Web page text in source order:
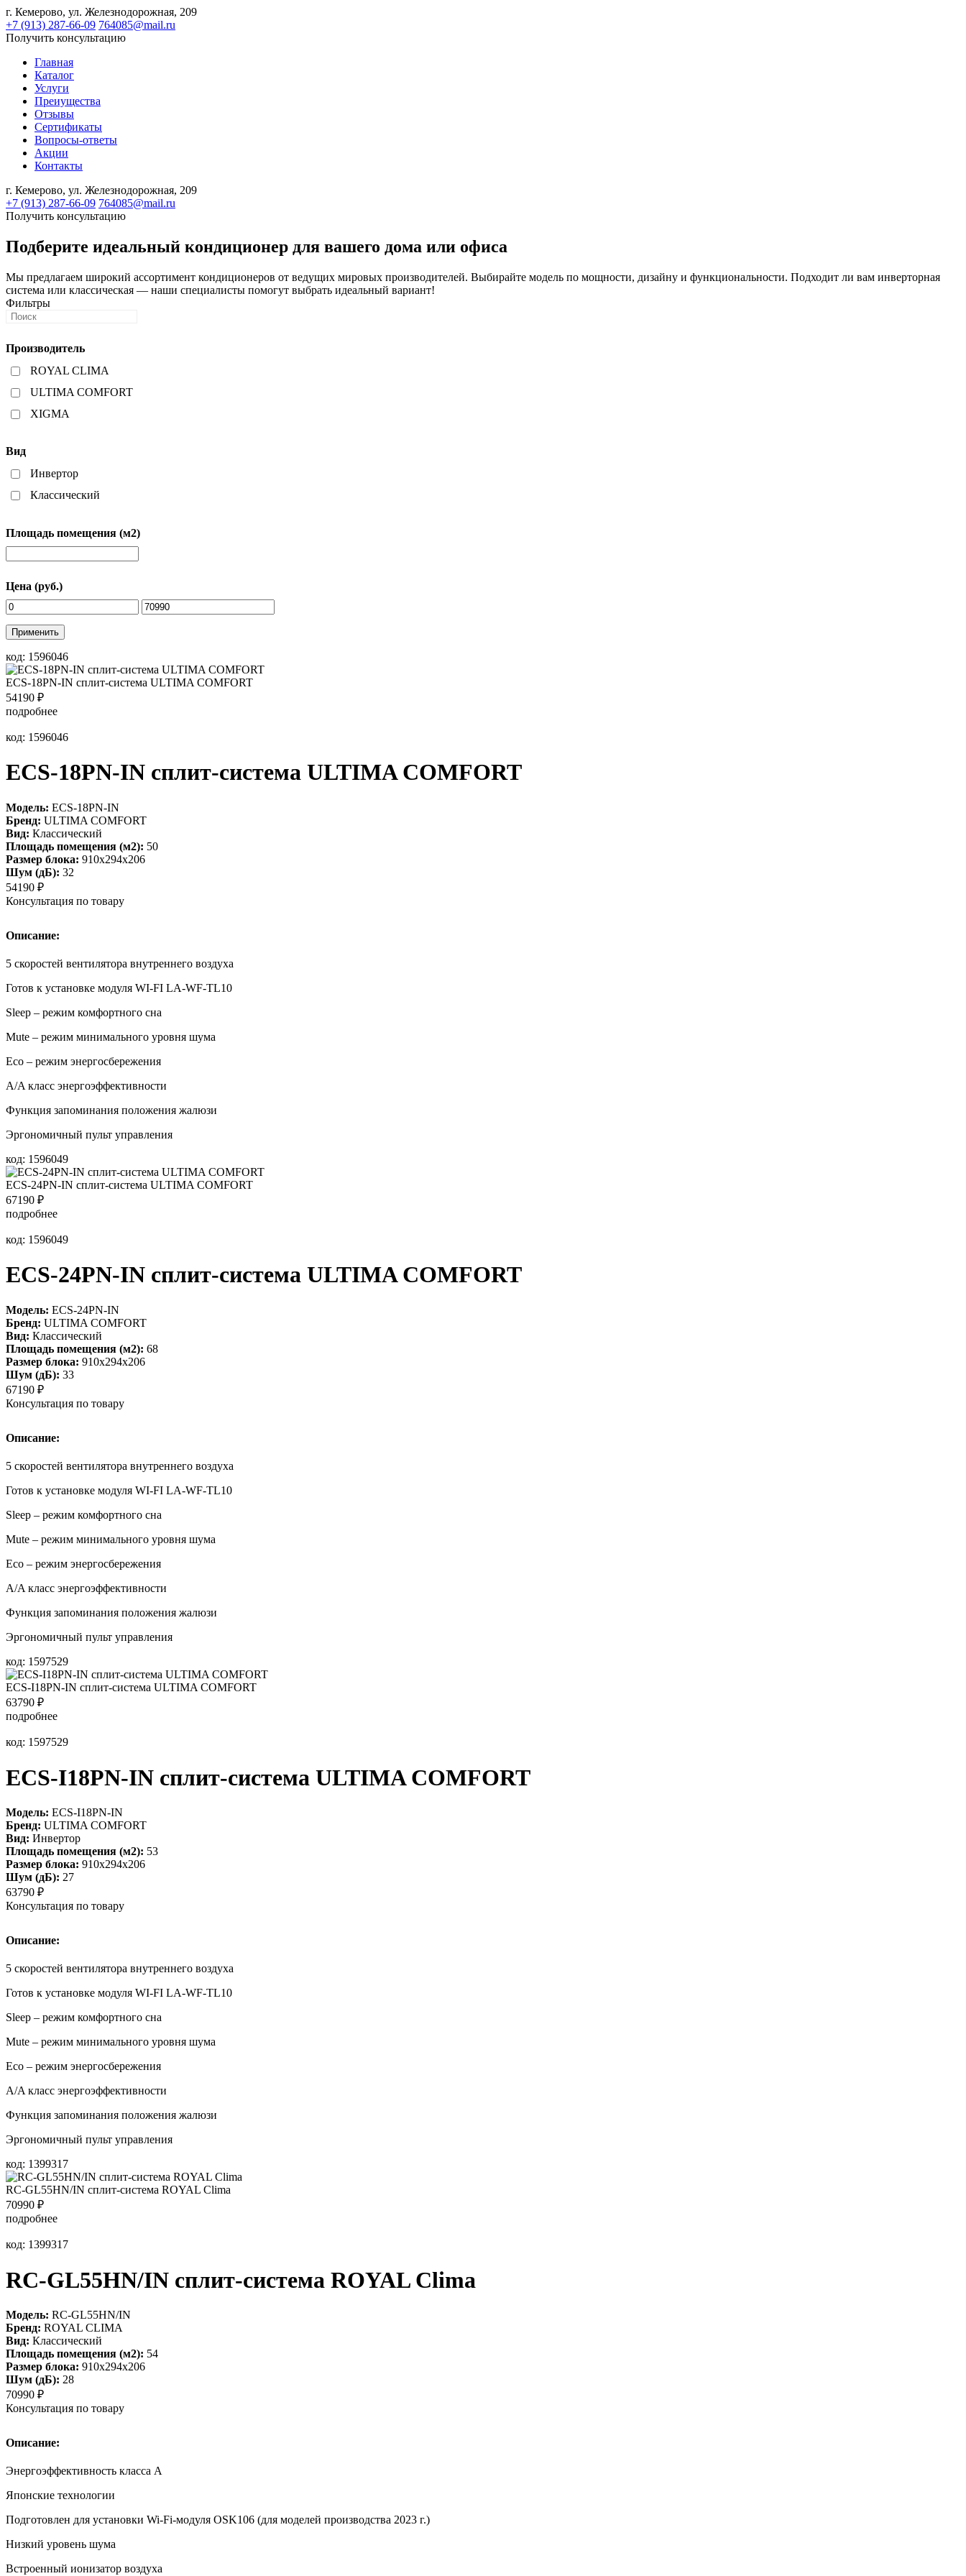
г. Кемерово, ул. Железнодорожная, 209
+7 (913) 287-66-09 764085@mail.ru
Получить консультацию
Главная
Каталог
Услуги
Преиущества
Отзывы
Сертификаты
Вопросы-ответы
Акции
Контакты
г. Кемерово, ул. Железнодорожная, 209
+7 (913) 287-66-09 764085@mail.ru
Получить консультацию
Подберите идеальный кондиционер для вашего дома или офиса
Мы предлагаем широкий ассортимент кондиционеров от ведущих мировых производителей. Выбирайте модель по мощности, дизайну и функциональности. Подходит ли вам инверторная
система или классическая — наши специалисты помогут выбрать идеальный вариант!
Фильтры
Производитель
ROYAL CLIMA
ULTIMA COMFORT
XIGMA
Вид
Инвертор
Классический
Площадь помещения (м2)
Цена (руб.)
Применить
код: 1596046
ECS-18PN-IN сплит-система ULTIMA COMFORT
54190 ₽
подробнее
код: 1596046
ECS-18PN-IN сплит-система ULTIMA COMFORT
Модель: ECS-18PN-IN
Бренд: ULTIMA COMFORT
Вид: Классический
Площадь помещения (м2): 50
Размер блока: 910х294х206
Шум (дБ): 32
54190 ₽
Консультация по товару
Описание:
5 скоростей вентилятора внутреннего воздуха
Готов к установке модуля WI-FI LA-WF-TL10
Sleep – режим комфортного сна
Mute – режим минимального уровня шума
Eco – режим энергосбережения
A/A класс энергоэффективности
Функция запоминания положения жалюзи
Эргономичный пульт управления
код: 1596049
ECS-24PN-IN сплит-система ULTIMA COMFORT
67190 ₽
подробнее
код: 1596049
ECS-24PN-IN сплит-система ULTIMA COMFORT
Модель: ECS-24PN-IN
Бренд: ULTIMA COMFORT
Вид: Классический
Площадь помещения (м2): 68
Размер блока: 910х294х206
Шум (дБ): 33
67190 ₽
Консультация по товару
Описание:
5 скоростей вентилятора внутреннего воздуха
Готов к установке модуля WI-FI LA-WF-TL10
Sleep – режим комфортного сна
Mute – режим минимального уровня шума
Eco – режим энергосбережения
A/A класс энергоэффективности
Функция запоминания положения жалюзи
Эргономичный пульт управления
код: 1597529
ECS-I18PN-IN сплит-система ULTIMA COMFORT
63790 ₽
подробнее
код: 1597529
ECS-I18PN-IN сплит-система ULTIMA COMFORT
Модель: ECS-I18PN-IN
Бренд: ULTIMA COMFORT
Вид: Инвертор
Площадь помещения (м2): 53
Размер блока: 910х294х206
Шум (дБ): 27
63790 ₽
Консультация по товару
Описание:
5 скоростей вентилятора внутреннего воздуха
Готов к установке модуля WI-FI LA-WF-TL10
Sleep – режим комфортного сна
Mute – режим минимального уровня шума
Eco – режим энергосбережения
A/A класс энергоэффективности
Функция запоминания положения жалюзи
Эргономичный пульт управления
код: 1399317
RC-GL55HN/IN сплит-система ROYAL Clima
70990 ₽
подробнее
код: 1399317
RC-GL55HN/IN сплит-система ROYAL Clima
Модель: RC-GL55HN/IN
Бренд: ROYAL CLIMA
Вид: Классический
Площадь помещения (м2): 54
Размер блока: 910х294х206
Шум (дБ): 28
70990 ₽
Консультация по товару
Описание:
Энергоэффективность класса А
Японские технологии
Подготовлен для установки Wi-Fi-модуля OSK106 (для моделей производства 2023 г.)
Низкий уровень шума
Встроенный ионизатор воздуха